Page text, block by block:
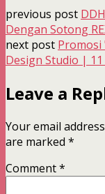
previous post
Dengan Sotong
next post Promosi
Design Studio |
Leave a
Your email
are marked *
Comment*